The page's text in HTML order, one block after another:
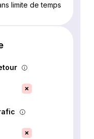
limite de temps